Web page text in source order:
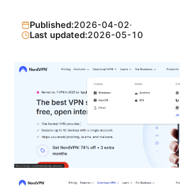
Published:2026-04-02·
Last updated:2026-05-10